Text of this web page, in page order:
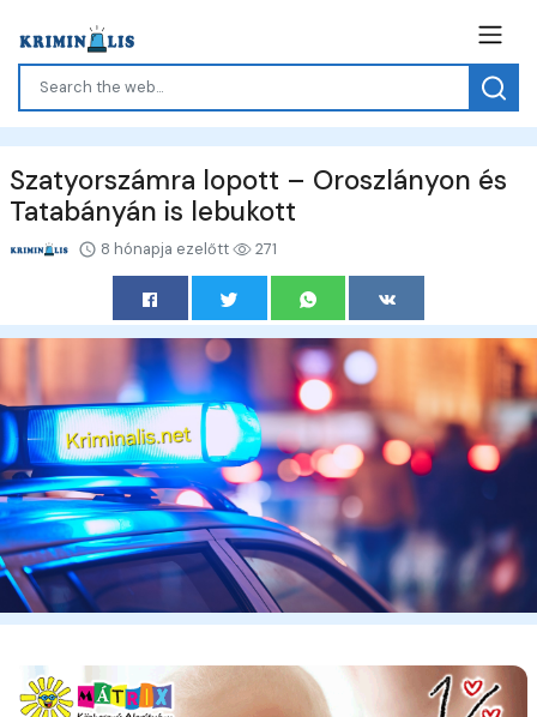
Szatyorszámra lopott – Oroszlányon és
Tatabányán is lebukott
8 hónapja ezelőtt 271